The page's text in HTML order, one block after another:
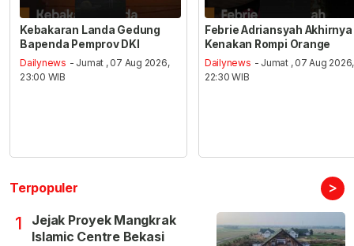
Kebakaran Landa Gedung
Bapenda Pemprov DKI
Dailynews - Jumat , 07 Aug 2026,
23:00 WIB
Febrie Adriansyah Akhirnya
Kenakan Rompi Orange
Dailynews - Jumat , 07 Aug 2026,
22:30 WIB
Terpopuler >
1
Jejak Proyek Mangkrak
Islamic Centre Bekasi